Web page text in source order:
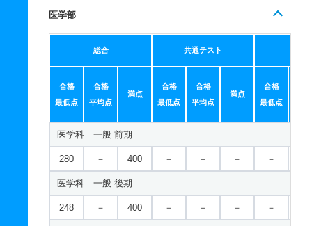
医学部
総合 共通テスト
合格
最低点
合格
平均点
満点
合格
最低点
合格
平均点
満点
合格
最低点
医学科 一般 前期
280 － 400 － － － －
医学科 一般 後期
248 － 400 － － － －